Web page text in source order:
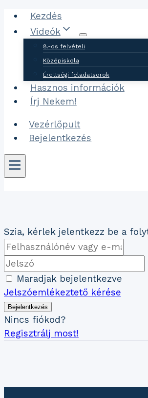
Ugrás
tartalomhoz
Kezdés
Videók
8.-os felvételi
Középiskola
Érettségi feladatsorok
Hasznos információk
Írj Nekem!
Vezérlőpult
Bejelentkezés
Szia, kérlek jelentkezz be a
Maradjak bejelentkezve
Jelszóemlékeztető kérése
Bejelentkezés
Nincs fiókod?
Regisztrálj most!